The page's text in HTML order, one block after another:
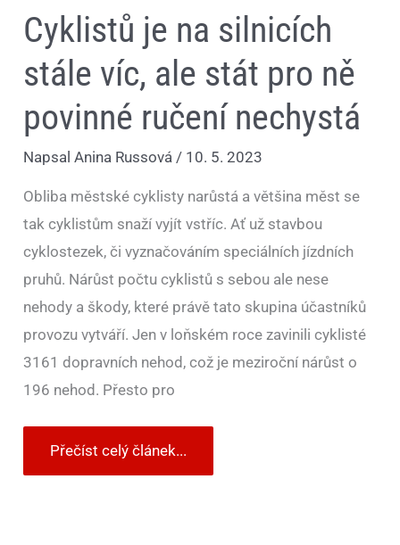
Cyklistů je na silnicích
stále víc, ale stát pro ně
povinné ručení nechystá
NapsalAnina Russová / 10. 5. 2023
Obliba městské cyklisty narůstá a většina měst se
tak cyklistům snaží vyjít vstříc. Ať už stavbou
cyklostezek, či vyznačováním speciálních jízdních
pruhů. Nárůst počtu cyklistů s sebou ale nese
nehody a škody, které právě tato skupina účastníků
provozu vytváří. Jen v loňském roce zavinili cyklisté
3161 dopravních nehod, což je meziroční nárůst o
196 nehod. Přesto pro
Přečíst celý článek...